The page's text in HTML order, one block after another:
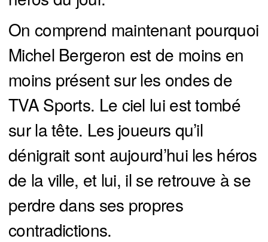
On comprend maintenant pourquoi
Michel Bergeron est de moins en
moins présent sur les ondes de
TVA Sports. Le ciel lui est tombé
sur la tête. Les joueurs qu’il
dénigrait sont aujourd’hui les héros
de la ville, et lui, il se retrouve à se
perdre dans ses propres
contradictions.